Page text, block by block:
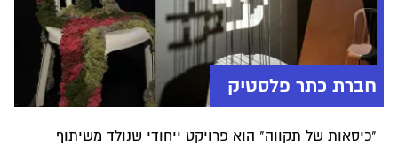
חברת כתר פלסטיק
"כיסאות של תקווה" הוא פרויקט ייחודי שנולד משיתוף